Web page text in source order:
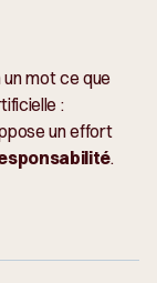
mot ce que
:
un effort
.